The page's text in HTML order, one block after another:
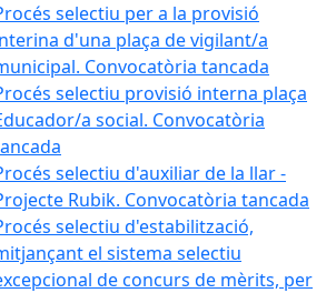
selectiu per a la provisió
d'una plaça de vigilant/a
Convocatòria tancada
selectiu provisió interna plaça
a social. Convocatòria
selectiu d'auxiliar de la llar -
Rubik. Convocatòria tancada
selectiu d'estabilització,
el sistema selectiu
de concurs de mèrits, per